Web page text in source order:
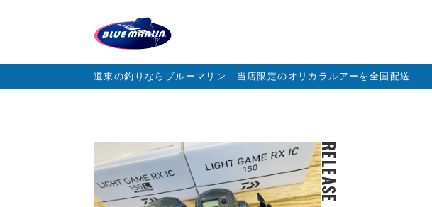
道東の釣りならブルーマリン｜当店限定のオリカラルアーを全国配送
RELEASE